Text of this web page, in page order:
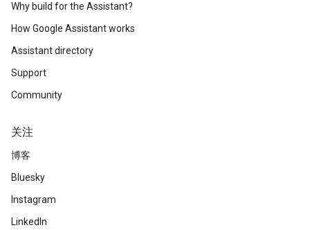
Why build for the Assistant?
How Google Assistant works
Assistant directory
Support
Community
关注
博客
Bluesky
Instagram
LinkedIn